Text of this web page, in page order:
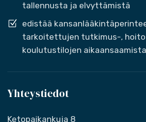
tallennusta ja elvyttämistä
edistää
tarkoitettujen tutkimus-,
koulutustilojen aikaansaamista
Yhteystiedot
Ketopaikankuja 8